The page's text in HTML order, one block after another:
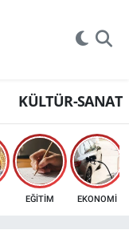
KÜLTÜR-SANAT
EĞİTİM EKONOMİ